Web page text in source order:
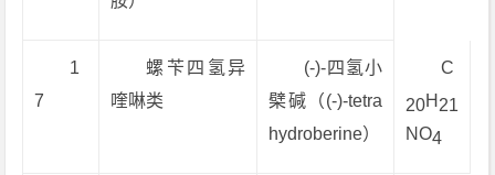
1
7
螺苄四氢异
喹啉类
(-)-四氢小
檗碱（(-)-tetra
hydroberine）
C
20H 21
NO4